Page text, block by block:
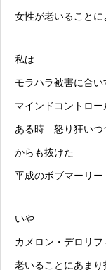
女性が老いることに
私は
モラハラ被害に合
マインドコントロ
ある時 怒り狂いつ
からも抜けた
平成のボブマーリー
いや
カメロン・デロリ
老いることにあまり